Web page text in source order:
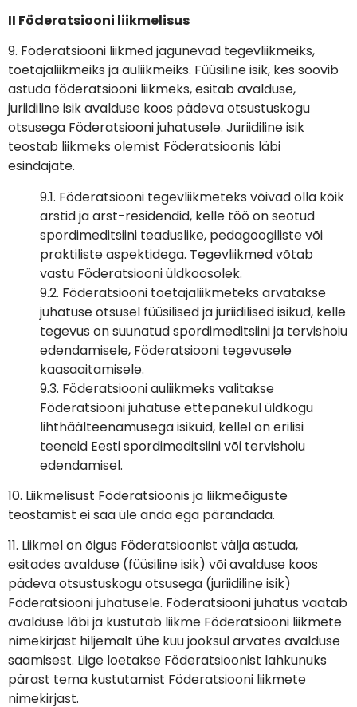
II Föderatsiooni liikmelisus
9. Föderatsiooni liikmed jagunevad tegevliikmeiks,
toetajaliikmeiks ja auliikmeiks. Füüsiline isik, kes soovib
astuda föderatsiooni liikmeks, esitab avalduse,
juriidiline isik avalduse koos pädeva otsustuskogu
otsusega Föderatsiooni juhatusele. Juriidiline isik
teostab liikmeks olemist Föderatsioonis läbi
esindajate.
9.1. Föderatsiooni tegevliikmeteks võivad olla kõik
arstid ja arst-residendid, kelle töö on seotud
spordimeditsiini teaduslike, pedagoogiliste või
praktiliste aspektidega. Tegevliikmed võtab
vastu Föderatsiooni üldkoosolek.
9.2. Föderatsiooni toetajaliikmeteks arvatakse
juhatuse otsusel füüsilised ja juriidilised isikud, kelle
tegevus on suunatud spordimeditsiini ja tervishoiu
edendamisele, Föderatsiooni tegevusele
kaasaaitamisele.
9.3. Föderatsiooni auliikmeks valitakse
Föderatsiooni juhatuse ettepanekul üldkogu
lihthäälteenamusega isikuid, kellel on erilisi
teeneid Eesti spordimeditsiini või tervishoiu
edendamisel.
10. Liikmelisust Föderatsioonis ja liikmeõiguste
teostamist ei saa üle anda ega pärandada.
11. Liikmel on õigus Föderatsioonist välja astuda,
esitades avalduse (füüsiline isik) või avalduse koos
pädeva otsustuskogu otsusega (juriidiline isik)
Föderatsiooni juhatusele. Föderatsiooni juhatus vaatab
avalduse läbi ja kustutab liikme Föderatsiooni liikmete
nimekirjast hiljemalt ühe kuu jooksul arvates avalduse
saamisest. Liige loetakse Föderatsioonist lahkunuks
pärast tema kustutamist Föderatsiooni liikmete
nimekirjast.